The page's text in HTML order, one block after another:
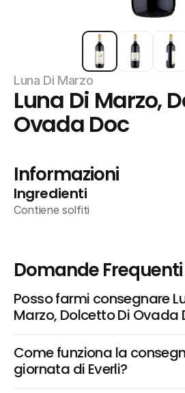
Luna Di Marzo
Luna Di Marzo,
Ovada Doc
Informazioni
Ingredienti
Contiene solfiti
Domande Frequenti
Posso farmi consegnare
Marzo, Dolcetto Di Ovada
Come funziona la
giornata di Everli?